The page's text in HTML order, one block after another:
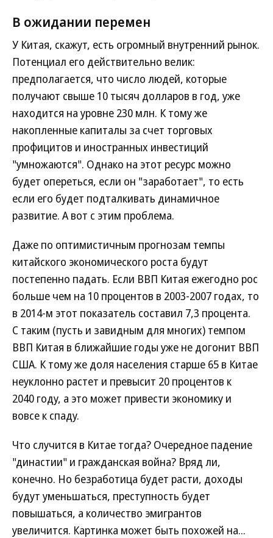
В ожидании перемен
У Китая, скажут, есть огромный внутренний рынок.
Потенциал его действительно велик:
предполагается, что число людей, которые
получают свыше 10 тысяч долларов в год, уже
находится на уровне 230 млн. К тому же
накопленные капиталы за счет торговых
профицитов и иностранных инвестиций
"умножаются". Однако на этот ресурс можно
будет опереться, если он "заработает", то есть
если его будет подталкивать динамичное
развитие. А вот с этим проблема.
Даже по оптимистичным прогнозам темпы
китайского экономического роста будут
постепенно падать. Если ВВП Китая ежегодно рос
больше чем на 10 процентов в 2003-2007 годах, то
в 2014-м этот показатель составил 7,3 процента.
С таким (пусть и завидным для многих) темпом
ВВП Китая в ближайшие годы уже не догонит ВВП
США. К тому же доля населения старше 65 в Китае
неуклонно растет и превысит 20 процентов к
2040 году, а это может привести экономику и
вовсе к спаду.
Что случится в Китае тогда? Очередное падение
"династии" и гражданская война? Вряд ли,
конечно. Но безработица будет расти, доходы
будут уменьшаться, преступность будет
повышаться, а количество эмигрантов
увеличится. Картинка может быть похожей на...